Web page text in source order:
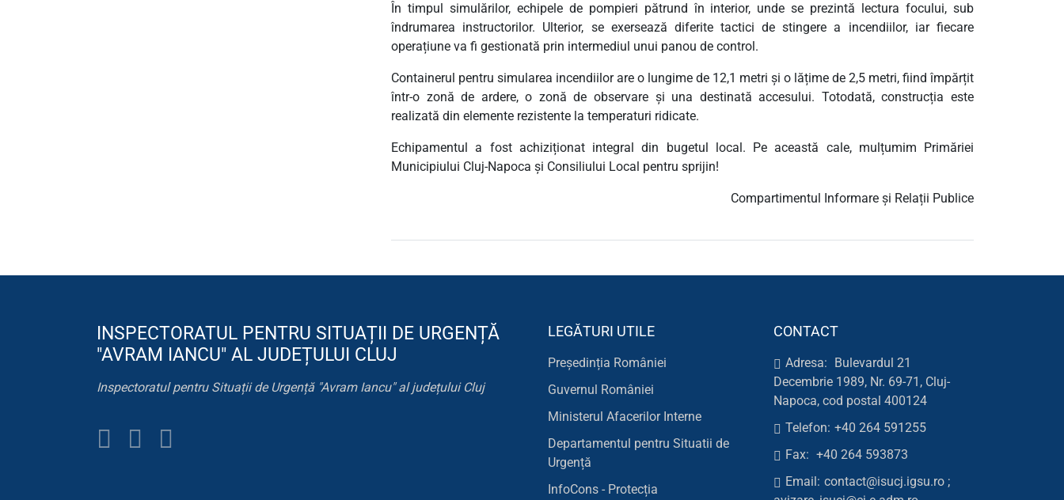
În timpul simulărilor, echipele de pompieri pătrund în interior, unde se prezintă lectura focului, sub
îndrumarea instructorilor. Ulterior, se exersează diferite tactici de stingere a incendiilor, iar fiecare
operațiune va fi gestionată prin intermediul unui panou de control.
Containerul pentru simularea incendiilor are o lungime de 12,1 metri și o lățime de 2,5 metri, fiind împărțit
într-o zonă de ardere, o zonă de observare și una destinată accesului. Totodată, construcția este
realizată din elemente rezistente la temperaturi ridicate.
Echipamentul a fost achiziționat integral din bugetul local. Pe această cale, mulțumim Primăriei
Municipiului Cluj-Napoca și Consiliului Local pentru sprijin!
Compartimentul Informare și Relații Publice
INSPECTORATUL PENTRU SITUAȚII DE URGENȚĂ
"AVRAM IANCU" AL JUDEȚULUI CLUJ
Inspectoratul pentru Situații de Urgență "Avram Iancu" al județului Cluj
LEGĂTURI UTILE
Președinția României
Guvernul României
Ministerul Afacerilor Interne
Departamentul pentru Situatii de
Urgență
InfoCons - Protecția
CONTACT
Adresa: Bulevardul 21
Decembrie 1989, Nr. 69-71, Cluj-
Napoca, cod postal 400124
Telefon: +40 264 591255
Fax: +40 264 593873
Email: contact@isucj.igsu.ro ;